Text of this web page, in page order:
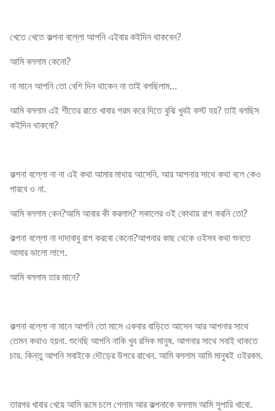
খেতে খেতে কল্পনা বল্লো আপনি এইবার কইদিন থাকবেন?
আমি বললাম কেনো?
না মানে আপনি তো বেশি দিন থাকেন না তাই বলছিলাম…
আমি বললাম এই শীতের রাতে খাবার গরম করে দিতে বুঝি খুবই কস্ট হয়? তাই বলছিস
কইদিন থাকবো?
কল্পনা বল্লো না না এই কথা আমার মাথায় আসেনি. আর আপনার সাথে কথা বলে কেও
পারবে ও না.
আমি বললাম কেন?আমি আবার কী করলাম? সকালের ওই কোথায় রাগ করনি তো?
কল্পনা বল্লো না দাদাবাবু রাগ করবো কেনো?আপনার কাছ থেকে ওইসব কথা শুনতে
আমার ভালো লাগে.
আমি বললাম তার মানে?
কল্পনা বল্লো না মানে আপনি তো মাসে একবার বাড়িতে আসেন আর আপনার সাথে
তেমন কথাও হয়না. শুনেছি আপনি নাকি খুব রসিক মানুষ. আপনার সাথে সবাই থাকতে
চায়. কিন্তু আপনি সবাইকে দৌড়ের উপরে রাখেন. আমি বললাম আমি মানুষই ওইরকম.
তারপর খাবার খেয়ে আমি রূমে চলে গেলাম আর কল্পনাকে বললাম আমি সুপারি খাবো.